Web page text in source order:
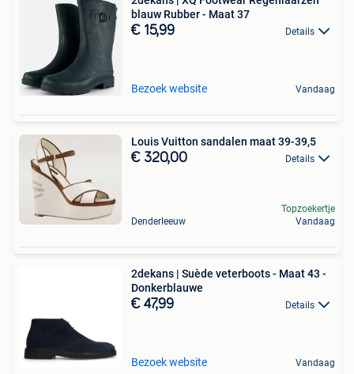
blauw Rubber - Maat 37
€ 15,99 Details
Bezoek website Vandaag
Louis Vuitton sandalen maat 39-39,5
€ 320,00 Details
Denderleeuw
Topzoekertje
Vandaag
2dekans | Suède veterboots - Maat 43 -
Donkerblauwe
€ 47,99 Details
Bezoek website Vandaag